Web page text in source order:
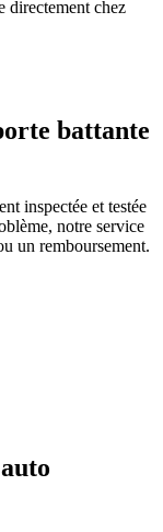
directement chez
battante
inspectée et testée
notre service
un remboursement.